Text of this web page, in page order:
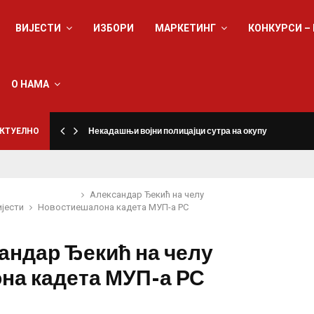
ВИЈЕСТИ ИЗБОРИ МАРКЕТИНГ КОНКУРСИ
О НАМА
Некадашњи војни полицајци сутра на окупу
Новости
Александар Ђекић на челу
ешалона кадета МУП-а РС
Ђекић на челу
кадета МУП-а РС